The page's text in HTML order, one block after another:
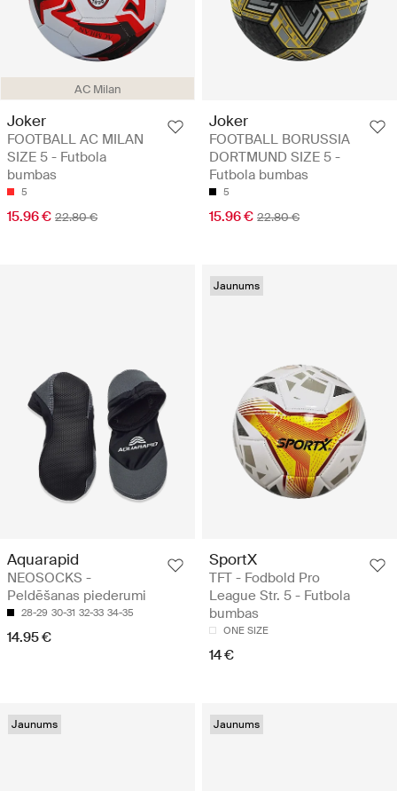
AC Milan
Joker
FOOTBALL AC MILAN
SIZE 5 - Futbola
bumbas
5
15.96 € 22.80 €
Joker
FOOTBALL BORUSSIA
DORTMUND SIZE 5 -
Futbola bumbas
5
15.96 € 22.80 €
Aquarapid
NEOSOCKS -
Peldēšanas piederumi
28-29 30-31 32-33 34-35
14.95 €
Jaunums
SportX
TFT - Fodbold Pro
League Str. 5 - Futbola
bumbas
ONE SIZE
14 €
Jaunums Jaunums